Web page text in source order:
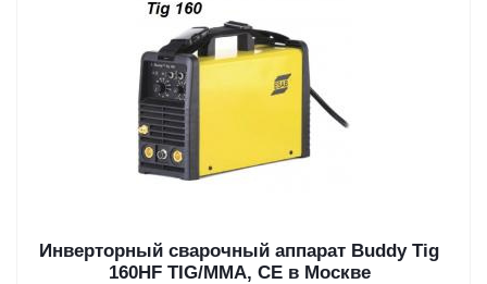
Инверторный сварочный аппарат Buddy Tig
160HF TIG/MMA, CE в Москве